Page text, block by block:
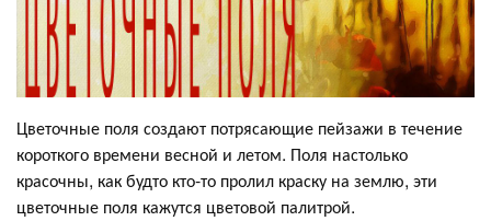
Цветочные поля создают потрясающие пейзажи в течение
короткого времени весной и летом. Поля настолько
красочны, как будто кто-то пролил краску на землю, эти
цветочные поля кажутся цветовой палитрой.